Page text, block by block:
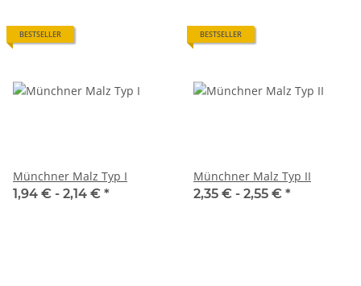
BESTSELLER
Münchner Malz Typ I
1,94 € - 2,14 € *
BESTSELLER
Münchner Malz Typ II
2,35 € - 2,55 € *